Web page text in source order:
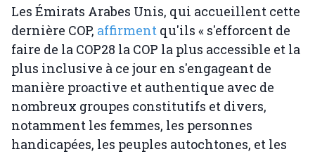
Les Émirats Arabes Unis, qui accueillent cette
dernière COP, affirment qu'ils « s'efforcent de
faire de la COP28 la COP la plus accessible et la
plus inclusive à ce jour en s'engageant de
manière proactive et authentique avec de
nombreux groupes constitutifs et divers,
notamment les femmes, les personnes
handicapées, les peuples autochtones, et les